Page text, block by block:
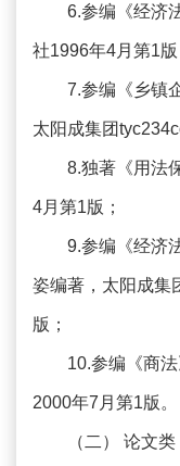
6.参编《经济
社1996年4月第1版
7.参编《乡镇
太阳成集团
8.独著《用法
4月第1版；
9.参编《经济
姿编著，太阳成集
版；
10.参编《商
2000年7月第1版。
（二） 论文类